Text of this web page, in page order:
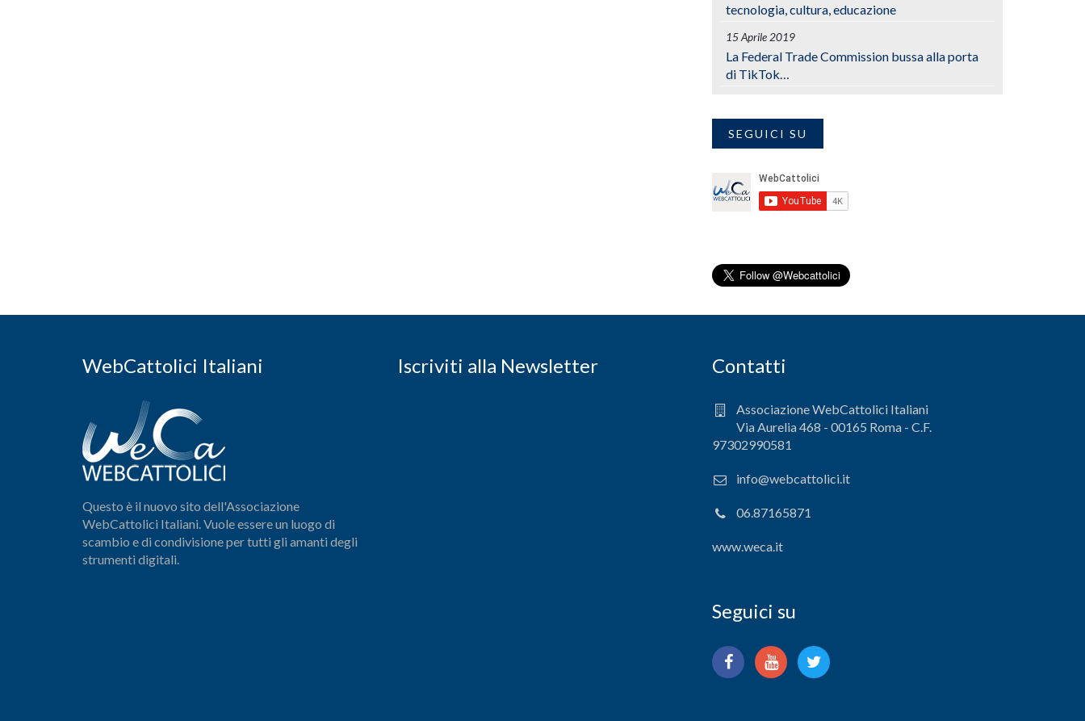
tecnologia, cultura, educazione
15 Aprile 2019
La Federal Trade Commission bussa alla porta
di TikTok…
SEGUICI SU
WebCattolici Italiani
Questo è il nuovo sito dell'Associazione
WebCattolici Italiani. Vuole essere un luogo di
scambio e di condivisione per tutti gli amanti degli
strumenti digitali.
Iscriviti alla Newsletter Contatti
Associazione WebCattolici Italiani
Via Aurelia 468 - 00165 Roma - C.F.
97302990581
info@webcattolici.it
06.87165871
www.weca.it
Seguici su